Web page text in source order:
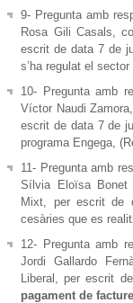
9- Pregunta amb
Rosa Gili Casals,
escrit de data 7 de
s’ha regulat el
10- Pregunta amb
Víctor Naudi
escrit de data 7 de
programa Engega,
11- Pregunta amb
Sílvia Eloïsa Bonet
Mixt, per escrit de
cesàries que es
12- Pregunta amb
Jordi Gallardo
Liberal, per escrit
pagament de